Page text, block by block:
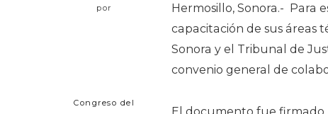
por
Congreso del
Hermosillo, Sonora.- Para
capacitación de sus áreas
Sonora y el Tribunal de
convenio general de